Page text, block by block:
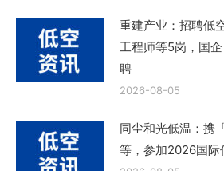
重建产业：招聘低
工程师等5岗，国
聘
2026-08-05
同尘和光低温：携
等，参加2026国际